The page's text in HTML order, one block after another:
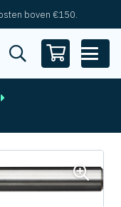
boven €150.